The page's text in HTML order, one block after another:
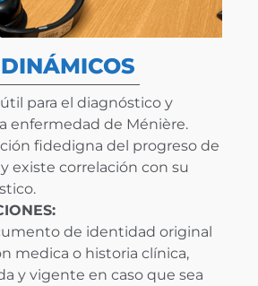
para el diagnóstico y
enfermedad de Ménière.
fidedigna del progreso de
existe correlación con su
de identidad original
medica o historia clínica,
y vigente en caso que sea